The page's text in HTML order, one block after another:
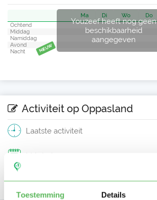
Toestemming Details
Youzeef heeft nog geen
beschikbaarheid
aangegeven
Ma Di Wo Do
Ochtend
Middag
Namiddag
Avond
Nacht
NIEUW
Activiteit op Oppasland
Laatste activiteit
Lid sinds
Profiel bijgewerkt